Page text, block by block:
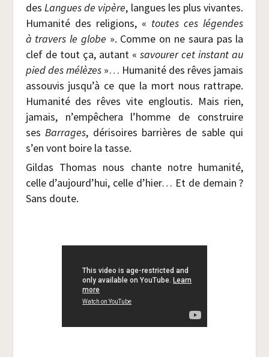
des Langues de vipère, langues les plus vivantes.
Huma­ni­té des reli­gions, « toutes ces légendes
à tra­vers le globe ». Comme on ne sau­ra pas la
clef de tout ça, autant «savou­rer cet ins­tant au
pied des mélèzes»… Huma­ni­té des rêves jamais
assou­vis jusqu’à ce que la mort nous rat­trape.
Huma­ni­té des rêves vite englou­tis. Mais rien,
jamais, n’empêchera l’homme de construire
sesBar­rages, déri­soires bar­rières de sable qui
s’en vont boire la tasse.
Gil­das Tho­mas nous chante notre huma­ni­té,
celle d’aujourd’hui, celle d’hier… Et de demain ?
Sans doute.